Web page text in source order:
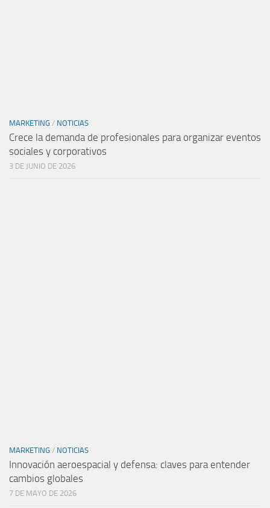
MARKETING / NOTICIAS
Crece la demanda de profesionales para organizar eventos
sociales y corporativos
3 DE JUNIO DE 2026
MARKETING / NOTICIAS
Innovación aeroespacial y defensa: claves para entender
cambios globales
7 DE MAYO DE 2026